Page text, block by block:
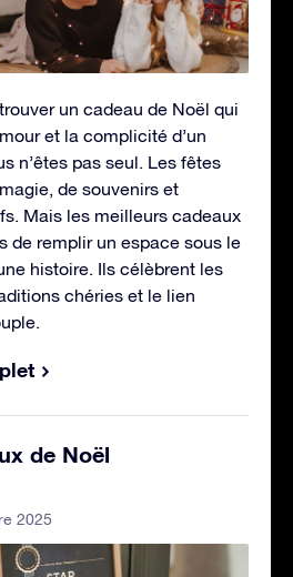
un cadeau de Noël qui
et la complicité d’un
n’êtes pas seul. Les fêtes
de souvenirs et
Mais les meilleurs cadeaux
de remplir un espace sous le
histoire. Ils célèbrent les
chéries et le lien
de Noël
2025